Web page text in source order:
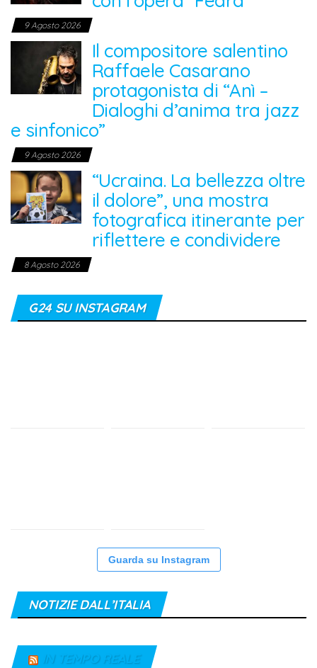
9 Agosto 2026
Il compositore salentino
Raffaele Casarano
protagonista di “Anì –
Dialoghi d’anima tra jazz
e sinfonico”
9 Agosto 2026
“Ucraina. La bellezza oltre
il dolore”, una mostra
fotografica itinerante per
riflettere e condividere
8 Agosto 2026
G24 SU INSTAGRAM
Guarda su Instagram
NOTIZIE DALL’ITALIA
IN TEMPO REALE